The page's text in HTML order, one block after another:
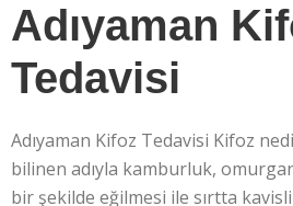
Adıyaman
Tedavisi
Adıyaman Kifoz Tedavisi Kifoz
bilinen adıyla kamburluk,
bir şekilde eğilmesi ile sırtta